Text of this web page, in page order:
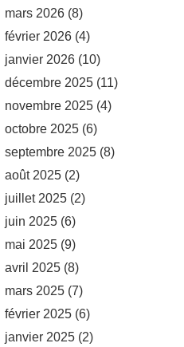
mars 2026 (8)
février 2026 (4)
janvier 2026 (10)
décembre 2025 (11)
novembre 2025 (4)
octobre 2025 (6)
septembre 2025 (8)
août 2025 (2)
juillet 2025 (2)
juin 2025 (6)
mai 2025 (9)
avril 2025 (8)
mars 2025 (7)
février 2025 (6)
janvier 2025 (2)